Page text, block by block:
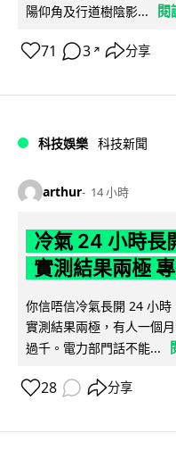
陽仰角及行道樹陰影...
閱
71 3 ↗ 分享
科技娛樂 科技新聞
arthur 14 小時
冷氣 24 小時長
實測結果兩極
你信唔信冷氣長開 24 小
實測結果兩極，有人一個
過千。電力部門話不能...
28 分享